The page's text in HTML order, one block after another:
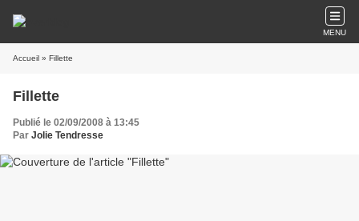
MENU
Accueil » Fillette
Fillette
Publié le 02/09/2008 à 13:45
Par Jolie Tendresse